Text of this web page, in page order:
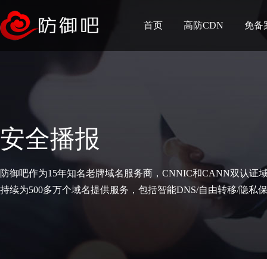
首页 高防CDN 免备
安全播报
防御吧作为15年知名老牌域名服务商，CNNIC和CANN双认证
持续为500多万个域名提供服务，包括智能DNS/自由转移/隐私